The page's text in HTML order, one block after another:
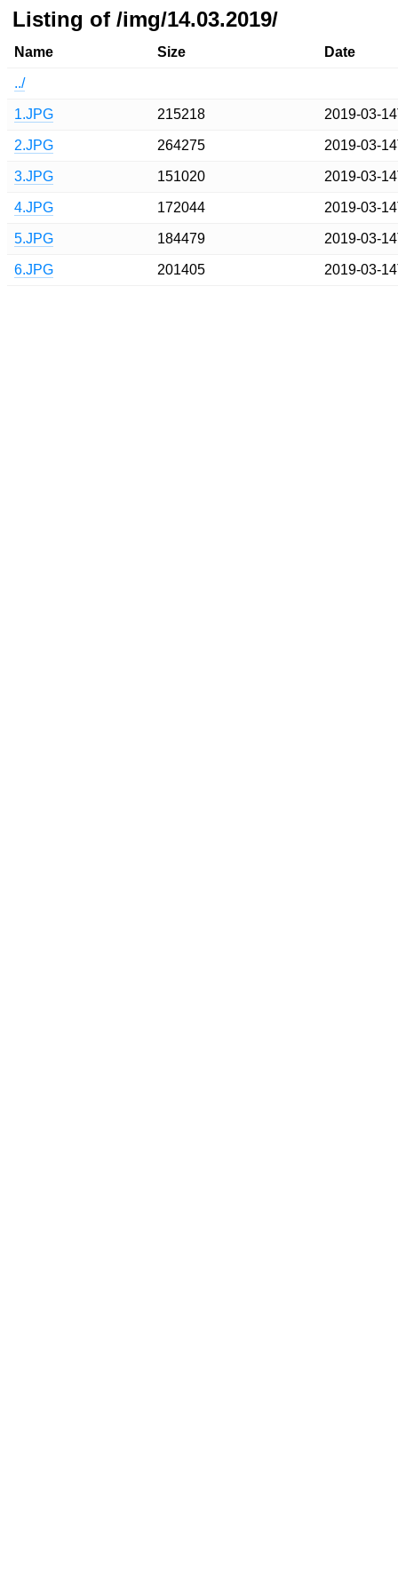
Listing of /img/14.03.2019/
Name Size Date
../
1.JPG 215218 2019-03-
2.JPG 264275 2019-03-
3.JPG 151020 2019-03-
4.JPG 172044 2019-03-
5.JPG 184479 2019-03-
6.JPG 201405 2019-03-